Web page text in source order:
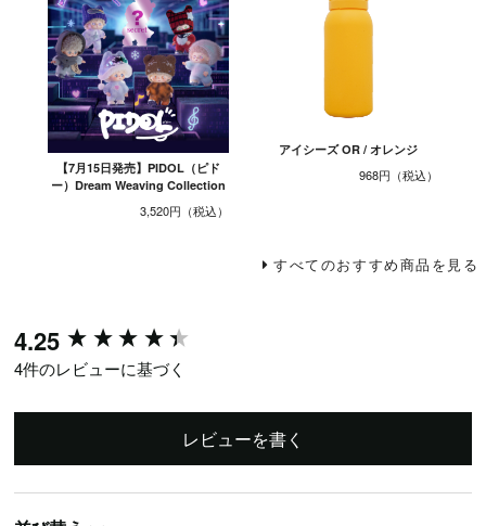
【7月15日発売】PIDOL（ピド
ー）Dream Weaving Collection
3,520円
アイシーズ OR / オレンジ
968円
すべてのおすすめ商品を見る
4.25
4件のレビューに基づく
レビューを書く
New content loaded